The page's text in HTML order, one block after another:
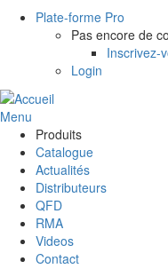
Plate-forme Pro
Pas encore de
Inscrivez-
Login
Menu
Produits
Catalogue
Actualités
Distributeurs
QFD
RMA
Videos
Contact